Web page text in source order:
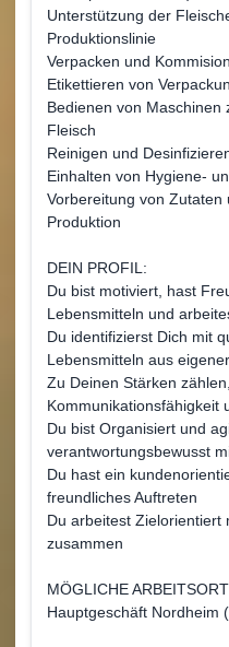
Unterstützung der
Produktionslinie
Verpacken und
Etikettieren von
Bedienen von Maschinen
Fleisch
Reinigen und
Einhalten von Hygiene-
Vorbereitung von
Produktion
DEIN PROFIL:
Du bist motiviert, hast
Lebensmitteln und
Du identifizierst Dich mit
Lebensmitteln aus
Zu Deinen Stärken
Kommunikationsfähigkeit
Du bist Organisiert und
verantwortungsbewusst
Du hast ein
freundliches Auftreten
Du arbeitest Zielorientiert
zusammen
MÖGLICHE
Hauptgeschäft Nordheim